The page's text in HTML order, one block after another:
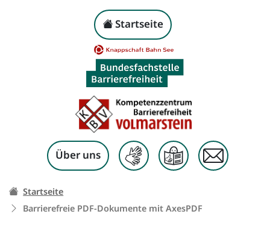
Zum Inhalt springen
Barrierefreie PDF-
Kopf-Navigation
Startseite
Über uns
Ihr Weg zu dieser Seite:
Startseite
Barrierefreie PDF-Dokumente mitAxesPDF